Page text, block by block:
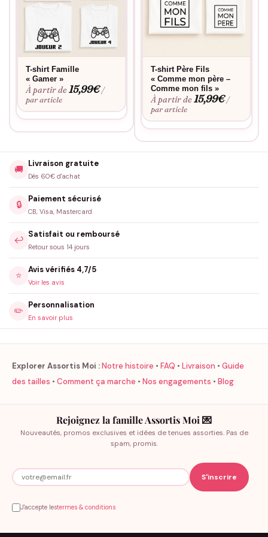
T-shirt Famille
« Gamer »
À partir de15,99€ /
par article
T-shirt Père Fils
« Comme mon père –
Comme mon fils »
À partir de15,99€ /
par article
🚚
Livraison gratuite
Dès 60€ d'achat
🔒
Paiement sécurisé
CB, Visa, Mastercard
↩️
Satisfait ou remboursé
Retour sous 14 jours
⭐
Avis vérifiés 4,7/5
Voir les avis
✏️
Personnalisation
En savoir plus
Explorer Assortis Moi :Notre histoire • FAQ • Livraison • Guide
des tailles • Comment ça marche • Nos engagements • Blog
Rejoignez la famille Assortis Moi 💌
Nouveautés, promos exclusives et idées de tenues assorties. Pas de
spam, promis.
J'accepte lestermes & conditions